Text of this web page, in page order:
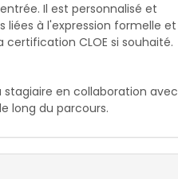
Il est personnalisé et
liées à l'expression formelle et
CLOE si souhaité.
en collaboration avec
long du parcours.